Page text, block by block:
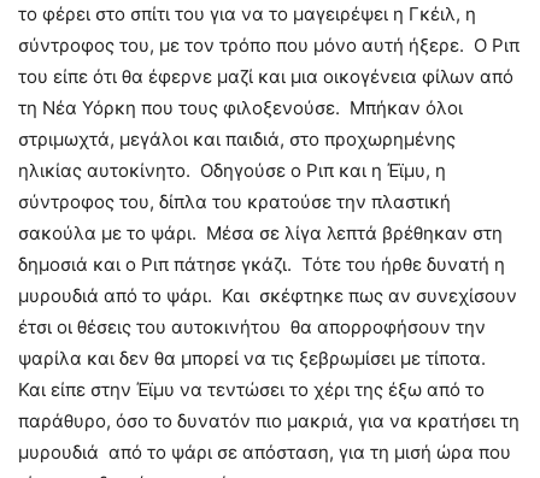
το φέρει στο σπίτι του για να το μαγειρέψει η Γκέιλ, η
σύντροφος του, με τον τρόπο που μόνο αυτή ήξερε. Ο Ριπ
του είπε ότι θα έφερνε μαζί και μια οικογένεια φίλων από
τη Νέα Υόρκη που τους φιλοξενούσε. Μπήκαν όλοι
στριμωχτά, μεγάλοι και παιδιά, στο προχωρημένης
ηλικίας αυτοκίνητο. Οδηγούσε ο Ριπ και η Έϊμυ, η
σύντροφος του, δίπλα του κρατούσε την πλαστική
σακούλα με το ψάρι. Μέσα σε λίγα λεπτά βρέθηκαν στη
δημοσιά και ο Ριπ πάτησε γκάζι. Τότε του ήρθε δυνατή η
μυρουδιά από το ψάρι. Και σκέφτηκε πως αν συνεχίσουν
έτσι οι θέσεις του αυτοκινήτου θα απορροφήσουν την
ψαρίλα και δεν θα μπορεί να τις ξεβρωμίσει με τίποτα.
Και είπε στην Έϊμυ να τεντώσει το χέρι της έξω από το
παράθυρο, όσο το δυνατόν πιο μακριά, για να κρατήσει τη
μυρουδιά από το ψάρι σε απόσταση, για τη μισή ώρα που